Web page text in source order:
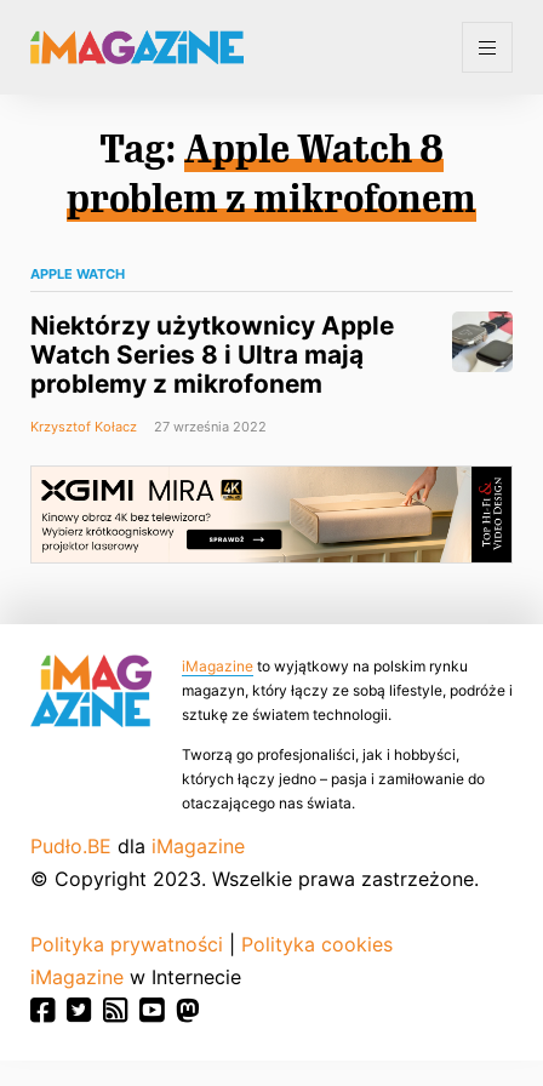
Tag: Apple Watch 8
problem z mikrofonem
APPLE WATCH
Niektórzy użytkownicy Apple
Watch Series 8 i Ultra mają
problemy z mikrofonem
Krzysztof Kołacz 27 września 2022
iMagazine to wyjątkowy na polskim rynku
magazyn, który łączy ze sobą lifestyle, podróże i
sztukę ze światem technologii.
Tworzą go profesjonaliści, jak i hobbyści,
których łączy jedno – pasja i zamiłowanie do
otaczającego nas świata.
Pudło.BE dla iMagazine
© Copyright 2023. Wszelkie prawa zastrzeżone.
Polityka prywatności
Polityka cookies
iMagazine w Internecie